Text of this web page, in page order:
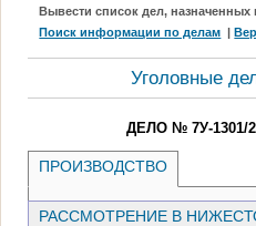
Вывести список дел, назначенных
Поиск информации по делам |
Уголовные
ДЕЛО № 7У-1301/
ПРОИЗВОДСТВО
РАССМОТРЕНИЕ В